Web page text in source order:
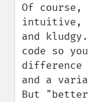
Of
intuitive,
and
code so
difference
and a
But